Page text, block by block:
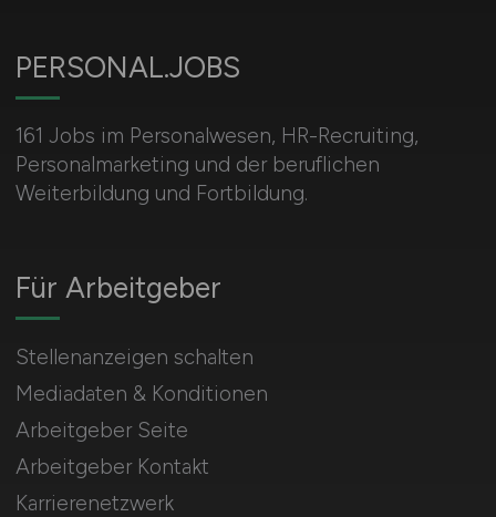
PERSONAL.JOBS
161 Jobs im Personalwesen, HR-Recruiting,
Personalmarketing und der beruflichen
Weiterbildung und Fortbildung.
Für Arbeitgeber
Stellenanzeigen schalten
Mediadaten & Konditionen
Arbeitgeber Seite
Arbeitgeber Kontakt
Karrierenetzwerk